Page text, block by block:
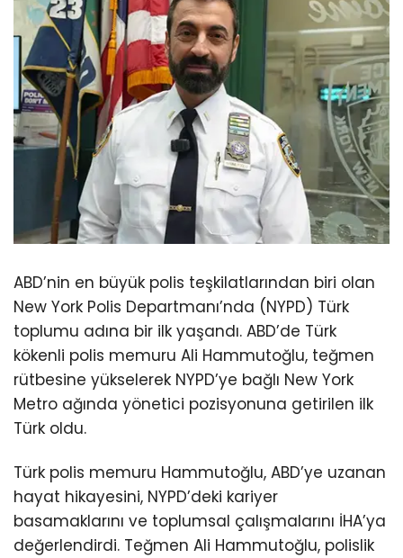
ABD’nin en büyük polis teşkilatlarından biri olan
New York Polis Departmanı’nda (NYPD) Türk
toplumu adına bir ilk yaşandı. ABD’de Türk
kökenli polis memuru Ali Hammutoğlu, teğmen
rütbesine yükselerek NYPD’ye bağlı New York
Metro ağında yönetici pozisyonuna getirilen ilk
Türk oldu.
Türk polis memuru Hammutoğlu, ABD’ye uzanan
hayat hikayesini, NYPD’deki kariyer
basamaklarını ve toplumsal çalışmalarını İHA’ya
değerlendirdi. Teğmen Ali Hammutoğlu, polislik